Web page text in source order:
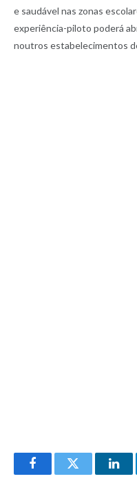
e saudável nas zonas
experiência-piloto poderá
noutros estabelecimentos
FacebookTwitter